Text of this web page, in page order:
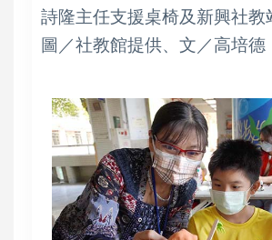
詩隆主任支援桌椅及新興社教
圖／社教館提供、文／高培德